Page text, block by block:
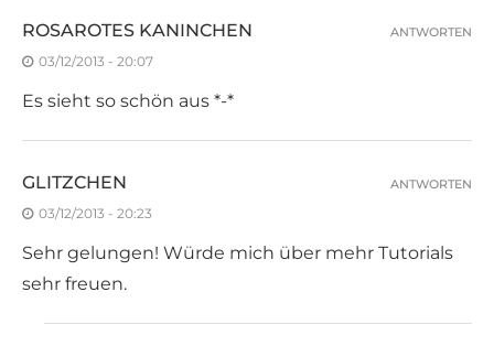
ROSAROTES KANINCHEN
03/12/2013 - 20:07
Es sieht so schön aus *-*
ANTWORTEN
GLITZCHEN
03/12/2013 - 20:23
Sehr gelungen! Würde mich über mehr Tutorials
sehr freuen.
ANTWORTEN